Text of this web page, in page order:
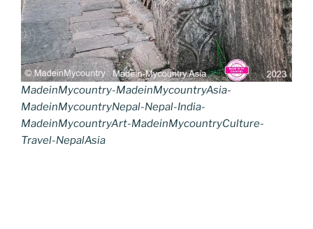
MadeinMycountry-MadeinMycountryAsia-
MadeinMycountryNepal-Nepal-India-
MadeinMycountryArt-MadeinMycountryCulture-
Travel-NepalAsia